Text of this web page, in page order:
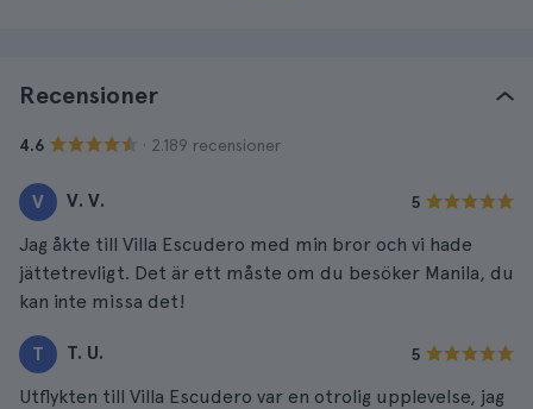
Recensioner
4.6 · 2.189 recensioner
V V. V. 5
Jag åkte till Villa Escudero med min bror och vi hade
jättetrevligt. Det är ett måste om du besöker Manila, du
kan inte missa det!
T T. U. 5
Utflykten till Villa Escudero var en otrolig upplevelse, jag